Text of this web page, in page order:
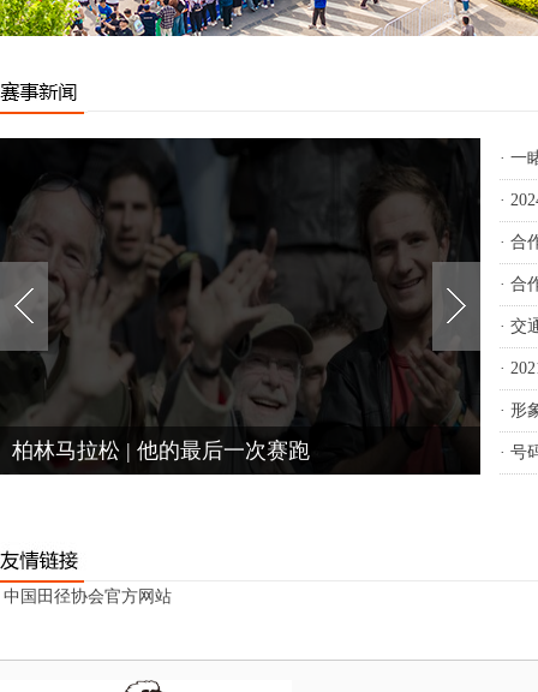
柏林马拉松 | 他的最后一次赛跑
· 一
·
· 合
· 合作
· 交通
·
· 形
· 号
中国田径协会官方网站